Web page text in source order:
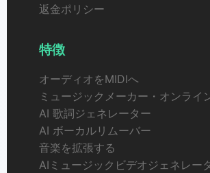
返金ポリシー
特徴
オーディオをMIDIへ
ミュージックメーカー・オンライ
AI 歌詞ジェネレーター
AI ボーカルリムーバー
音楽を拡張する
AIミュージックビデオジェネレー